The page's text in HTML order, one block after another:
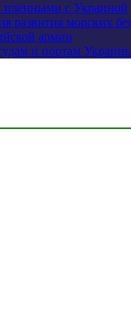
пленными с Украиной
развития морских
армии
и портам